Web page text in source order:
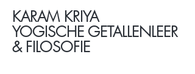
KARAM KRIYA
YOGISCHE GETALLENLEER
& FILOSOFIE